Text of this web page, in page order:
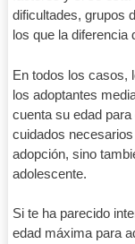
dificultades, grupos
los que la diferencia
En todos los casos,
los adoptantes
cuenta su edad
cuidados
adopción, sino
adolescente.
Si te ha parecido
edad máxima para